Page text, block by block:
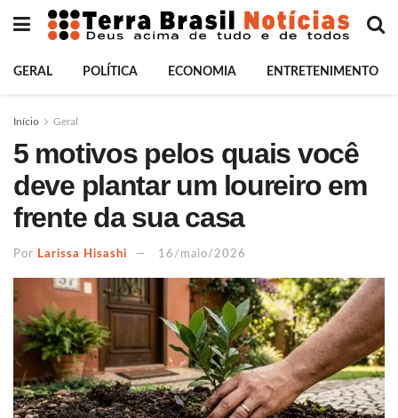
GERAL POLÍTICA ECONOMIA ENTRETENIMENTO
Início Geral
5 motivos pelos quais você
deve plantar um loureiro em
frente da sua casa
Por Larissa Hisashi 16/maio/2026